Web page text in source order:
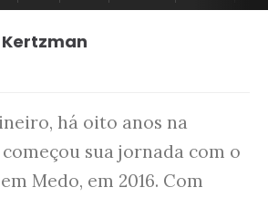
há oito anos na
sua jornada com o
Medo, em 2016. Com